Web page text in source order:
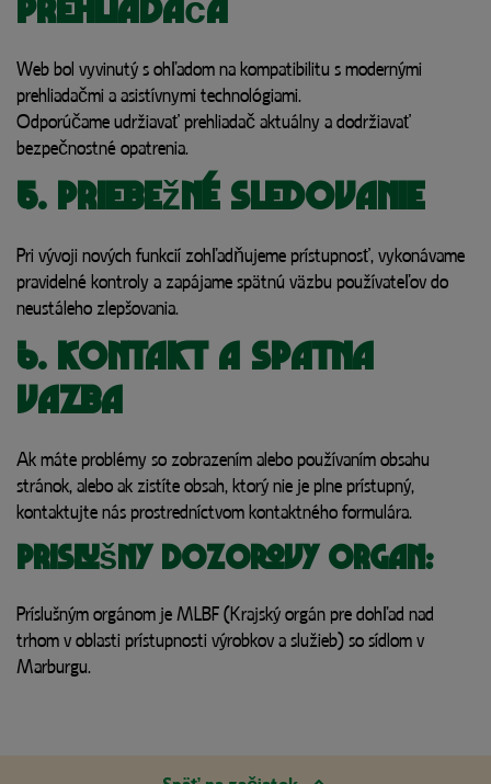
prehliadača
Web bol vyvinutý s ohľadom na kompatibilitu s modernými
prehliadačmi a asistívnymi technológiami.
Odporúčame udržiavať prehliadač aktuálny a dodržiavať
bezpečnostné opatrenia.
5. Priebežné sledovanie
Pri vývoji nových funkcií zohľadňujeme prístupnosť, vykonávame
pravidelné kontroly a zapájame spätnú väzbu používateľov do
neustáleho zlepšovania.
6. Kontakt a spätná
väzba
Ak máte problémy so zobrazením alebo používaním obsahu
stránok, alebo ak zistíte obsah, ktorý nie je plne prístupný,
kontaktujte nás prostredníctvom kontaktného formulára.
Príslušný dozorový orgán:
Príslušným orgánom je MLBF (Krajský orgán pre dohľad nad
trhom v oblasti prístupnosti výrobkov a služieb) so sídlom v
Marburgu.